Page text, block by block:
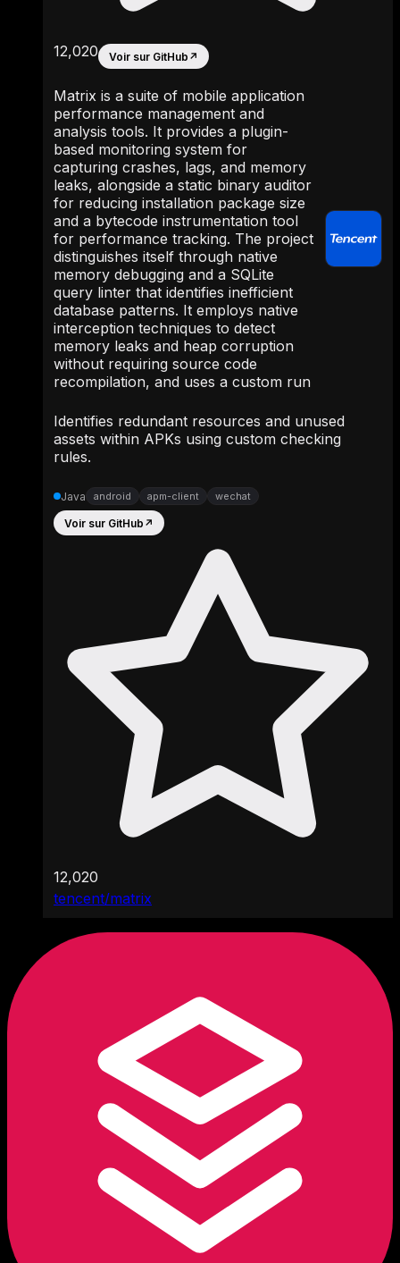
tencent/matrix
12,020 Voir sur GitHub ↗
Matrix is a suite of mobile application
performance management and
analysis tools. It provides a plugin-
based monitoring system for
capturing crashes, lags, and memory
leaks, alongside a static binary auditor
for reducing installation package size
and a bytecode instrumentation tool
for performance tracking. The project
distinguishes itself through native
memory debugging and a SQLite
query linter that identifies inefficient
database patterns. It employs native
interception techniques to detect
memory leaks and heap corruption
without requiring source code
recompilation, and uses a custom run
Identifies redundant resources and unused
assets within APKs using custom checking
rules.
Java android apm-client wechat
Voir sur GitHub ↗
12,020